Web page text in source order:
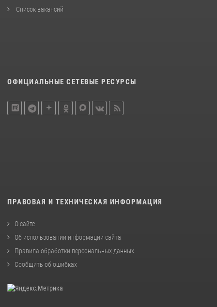
Список вакансий
ОФИЦИАЛЬНЫЕ СЕТЕВЫЕ РЕСУРСЫ
ПРАВОВАЯ И ТЕХНИЧЕСКАЯ ИНФОРМАЦИЯ
О сайте
Об использовании информации сайта
Правила обработки персональных данных
Сообщить об ошибках